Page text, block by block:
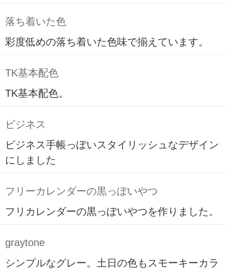
落ち着いた色
彩度低めの落ち着いた色味で揃えています。
TK基本配色
TK基本配色。
ビジネス
ビジネス手帳っぽいスタイリッシュなデザイン
にしました
フリーカレンダーの黒っぽいやつ
フリカレンダーの黒っぽいやつを作りました。
graytone
シンプルなグレー。土日の色もスモーキーカラ